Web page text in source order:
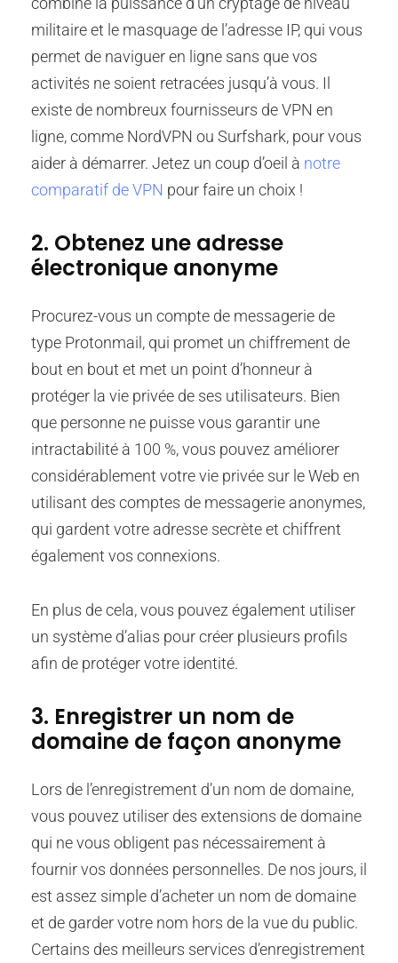
militaire et le masquage de l’adresse IP, qui vous
permet de naviguer en ligne sans que vos
activités ne soient retracées jusqu’à vous. Il
existe de nombreux fournisseurs de VPN en
ligne, comme NordVPN ou Surfshark, pour vous
aider à démarrer. Jetez un coup d’oeil à notre
comparatif de VPN pour faire un choix !
2. Obtenez une adresse
électronique anonyme
Procurez-vous un compte de messagerie de
type Protonmail, qui promet un chiffrement de
bout en bout et met un point d’honneur à
protéger la vie privée de ses utilisateurs. Bien
que personne ne puisse vous garantir une
intractabilité à 100 %, vous pouvez améliorer
considérablement votre vie privée sur le Web en
utilisant des comptes de messagerie anonymes,
qui gardent votre adresse secrète et chiffrent
également vos connexions.
En plus de cela, vous pouvez également utiliser
un système d’alias pour créer plusieurs profils
afin de protéger votre identité.
3. Enregistrer un nom de
domaine de façon anonyme
Lors de l’enregistrement d’un nom de domaine,
vous pouvez utiliser des extensions de domaine
qui ne vous obligent pas nécessairement à
fournir vos données personnelles. De nos jours, il
est assez simple d’acheter un nom de domaine
et de garder votre nom hors de la vue du public.
Certains des meilleurs services d’enregistrement